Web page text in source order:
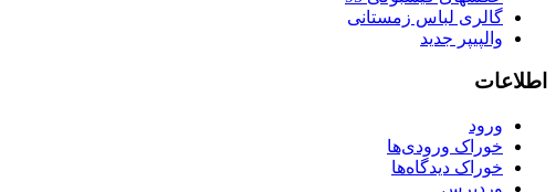
گالری لباس زمستانی
والپیپر جدید
اطلاعات
ورود
خوراک ورودی‌ها
خوراک دیدگاه‌ها
وردپرس